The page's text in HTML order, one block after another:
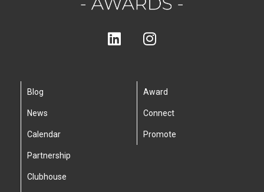
Blog
News
Calendar
Partnership
Clubhouse
Award
Connect
Promote